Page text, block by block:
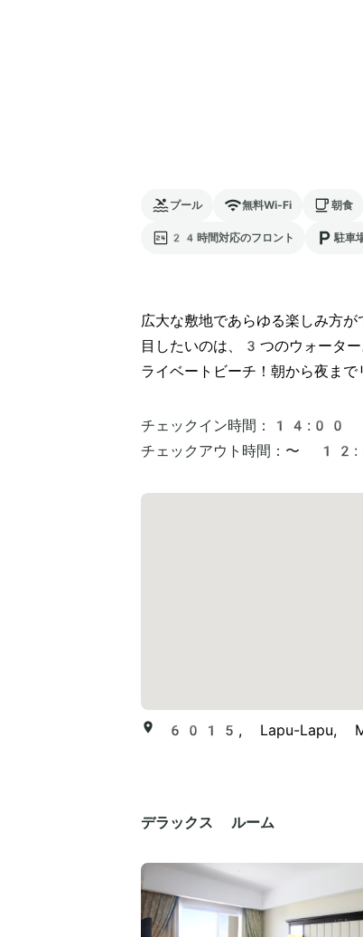
プール 無料Wi-Fi 朝食
24時間対応のフロント 駐車
広大な敷地であらゆる楽しみ方
目したいのは、3つのウォータ
ライベートビーチ！朝から夜まで
チェックイン時間：
14:00
チェックアウト時間： 〜
6015, Lapu-Lapu, M
デラックス ルーム